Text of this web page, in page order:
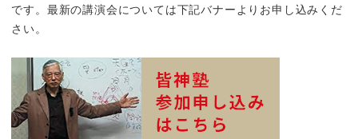
です。最新の講演会については下記バナーよりお申し込みくだ
さい。